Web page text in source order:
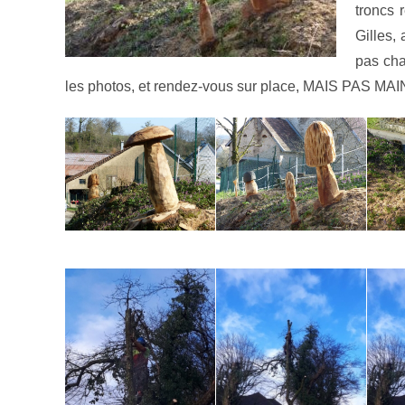
troncs
Gilles,
pas
les photos, et rendez-vous sur place, MAIS PAS